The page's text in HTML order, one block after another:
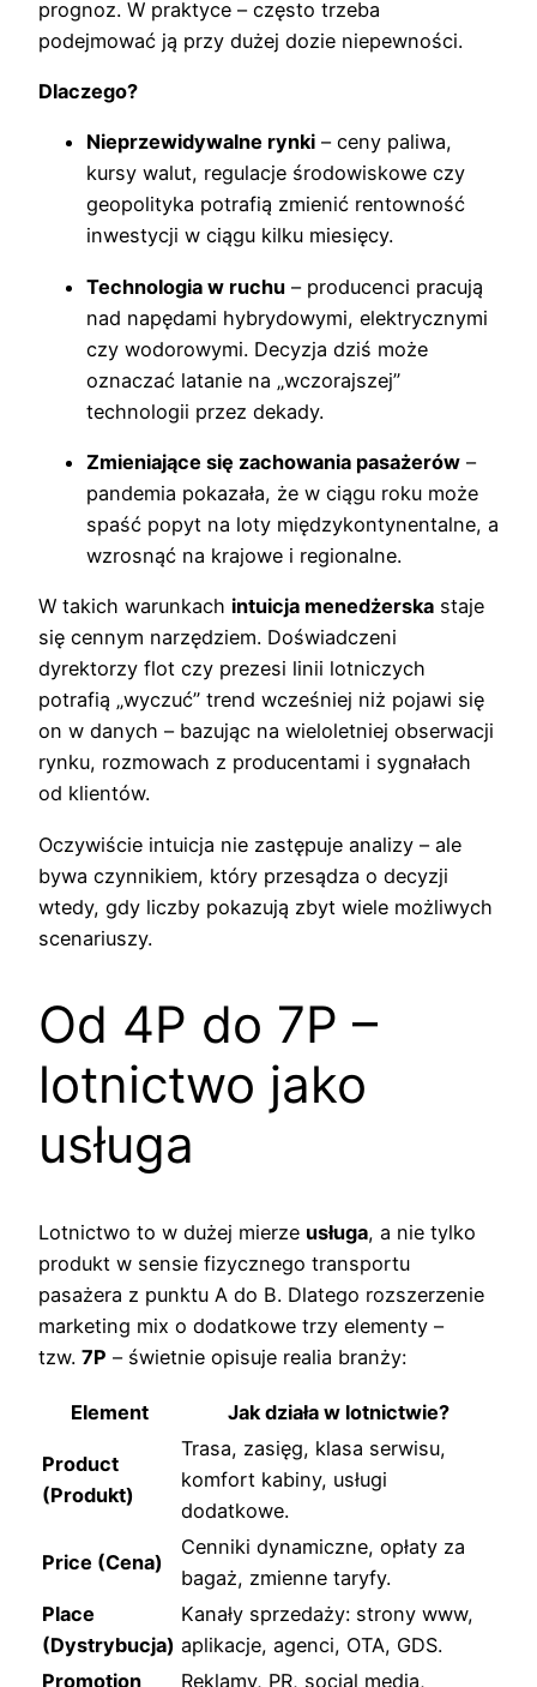
prognoz. W praktyce – często trzeba
podejmować ją przy dużej dozie niepewności.
Dlaczego?
Nieprzewidywalne rynki – ceny paliwa,
kursy walut, regulacje środowiskowe czy
geopolityka potrafią zmienić rentowność
inwestycji w ciągu kilku miesięcy.
Technologia w ruchu – producenci pracują
nad napędami hybrydowymi, elektrycznymi
czy wodorowymi. Decyzja dziś może
oznaczać latanie na „wczorajszej”
technologii przez dekady.
Zmieniające się zachowania pasażerów –
pandemia pokazała, że w ciągu roku może
spaść popyt na loty międzykontynentalne, a
wzrosnąć na krajowe i regionalne.
W takich warunkach intuicja menedżerska staje
się cennym narzędziem. Doświadczeni
dyrektorzy flot czy prezesi linii lotniczych
potrafią „wyczuć” trend wcześniej niż pojawi się
on w danych – bazując na wieloletniej obserwacji
rynku, rozmowach z producentami i sygnałach
od klientów.
Oczywiście intuicja nie zastępuje analizy – ale
bywa czynnikiem, który przesądza o decyzji
wtedy, gdy liczby pokazują zbyt wiele możliwych
scenariuszy.
Od 4P do 7P –
lotnictwo jako
usługa
Lotnictwo to w dużej mierze usługa, a nie tylko
produkt w sensie fizycznego transportu
pasażera z punktu A do B. Dlatego rozszerzenie
marketing mix o dodatkowe trzy elementy –
tzw. 7P – świetnie opisuje realia branży:
Element Jak działa w lotnictwie?
Product
(Produkt)
Trasa, zasięg, klasa serwisu,
komfort kabiny, usługi
dodatkowe.
Price (Cena)
Cenniki dynamiczne, opłaty za
bagaż, zmienne taryfy.
Place
(Dystrybucja)
Kanały sprzedaży: strony www,
aplikacje, agenci, OTA, GDS.
Promotion
Reklamy, PR, social media,